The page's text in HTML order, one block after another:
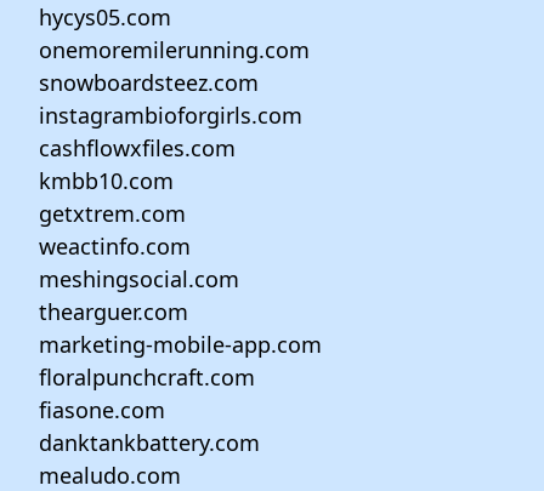
hycys05.com
onemoremilerunning.com
snowboardsteez.com
instagrambioforgirls.com
cashflowxfiles.com
kmbb10.com
getxtrem.com
weactinfo.com
meshingsocial.com
thearguer.com
marketing-mobile-app.com
floralpunchcraft.com
fiasone.com
danktankbattery.com
mealudo.com